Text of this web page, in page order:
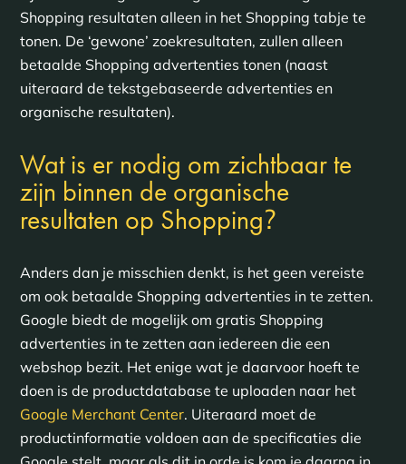
Shopping resultaten alleen in het Shopping tabje te
tonen. De ‘gewone’ zoekresultaten, zullen alleen
betaalde Shopping advertenties tonen (naast
uiteraard de tekstgebaseerde advertenties en
organische resultaten).
Wat is er nodig om zichtbaar te
zijn binnen de organische
resultaten op Shopping?
Anders dan je misschien denkt, is het geen vereiste
om ook betaalde Shopping advertenties in te zetten.
Google biedt de mogelijk om gratis Shopping
advertenties in te zetten aan iedereen die een
webshop bezit. Het enige wat je daarvoor hoeft te
doen is de productdatabase te uploaden naar het
Google Merchant Center. Uiteraard moet de
productinformatie voldoen aan de specificaties die